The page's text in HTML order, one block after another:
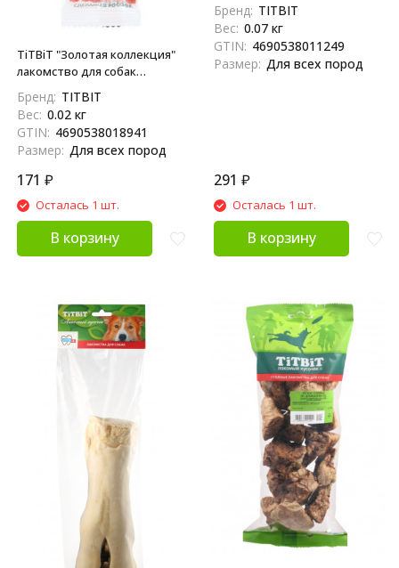
TiTBiT "Золотая коллекция"
лакомство для собак
Бренд: TITBIT
Вес: 0.02 кг
GTIN: 4690538018941
Размер: Для всех пород
171 ₽
Осталась 1 шт.
В корзину
Бренд: TITBIT
Вес: 0.07 кг
GTIN: 4690538011249
Размер: Для всех пород
291 ₽
Осталась 1 шт.
В корзину